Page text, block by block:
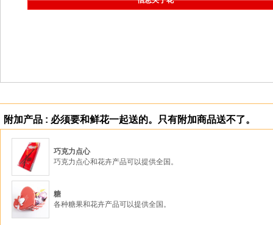
附加产品 : 必须要和鲜花一起送的。只有附加商品送不了。
巧克力点心
巧克力点心和花卉产品可以提供全国。
糖
各种糖果和花卉产品可以提供全国。